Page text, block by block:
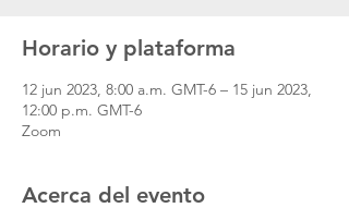
Horario y plataforma
12 jun 2023, 8:00 a.m. GMT-6 – 15 jun 2023,
12:00 p.m. GMT-6
Zoom
Acerca del evento